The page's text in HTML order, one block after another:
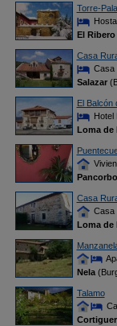
Torre-
El Ribero
Casa
Casa
Salazar
El Balcón
Hotel
Loma de
Pancorbo
Casa
Casa
Loma de
Nela
Talamo